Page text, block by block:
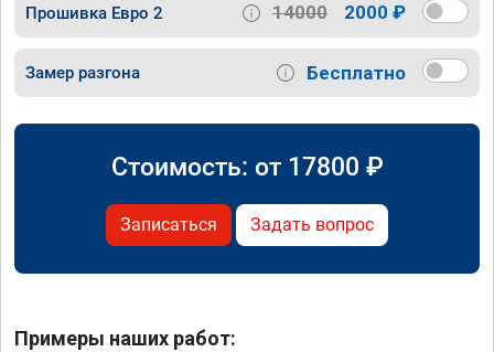
Прошивка Евро 2 14000 2000 ₽
Замер разгона Бесплатно
Стоимость: от 17800 ₽
Записаться Задать вопрос
Примеры наших работ: